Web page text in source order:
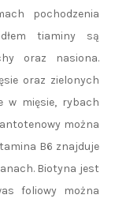
pochodzenia
tiaminy są
oraz nasiona.
oraz zielonych
w mięsie, rybach
można
B6 znajduje
Biotyna jest
foliowy można